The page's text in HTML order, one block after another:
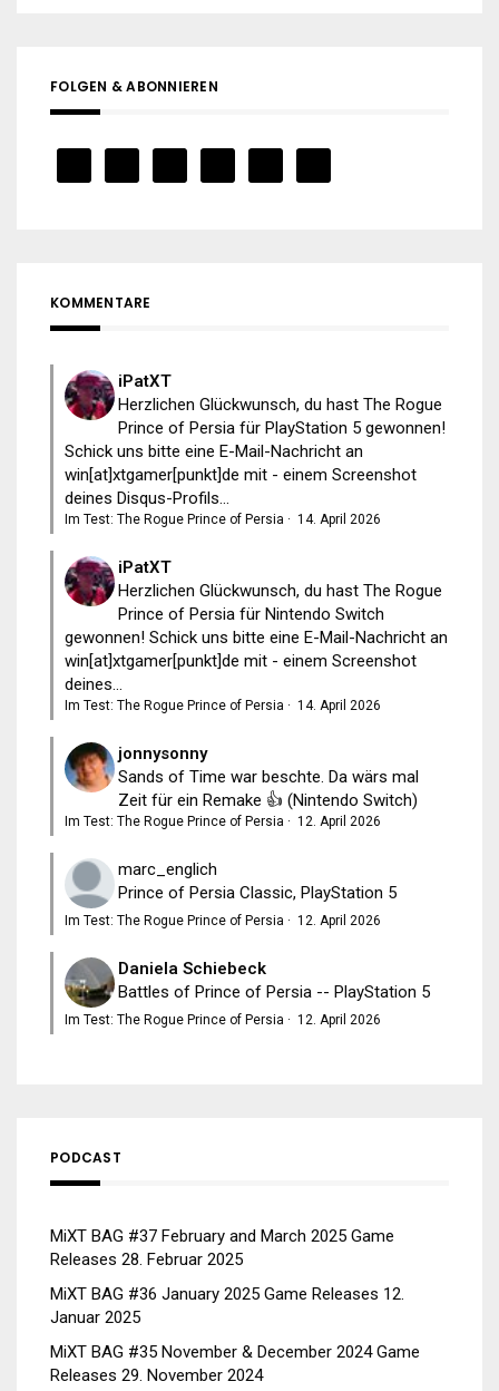
FOLGEN & ABONNIEREN
KOMMENTARE
iPatXT
Herzlichen Glückwunsch, du hast The Rogue
Prince of Persia für PlayStation 5 gewonnen!
Schick uns bitte eine E-Mail-Nachricht an
win[at]xtgamer[punkt]de mit - einem Screenshot
deines Disqus-Profils...
Im Test: The Rogue Prince of Persia · 14. April 2026
iPatXT
Herzlichen Glückwunsch, du hast The Rogue
Prince of Persia für Nintendo Switch
gewonnen! Schick uns bitte eine E-Mail-Nachricht an
win[at]xtgamer[punkt]de mit - einem Screenshot
deines...
Im Test: The Rogue Prince of Persia · 14. April 2026
jonnysonny
Sands of Time war beschte. Da wärs mal
Zeit für ein Remake 👍 (Nintendo Switch)
Im Test: The Rogue Prince of Persia · 12. April 2026
marc_englich
Prince of Persia Classic, PlayStation 5
Im Test: The Rogue Prince of Persia · 12. April 2026
Daniela Schiebeck
Battles of Prince of Persia -- PlayStation 5
Im Test: The Rogue Prince of Persia · 12. April 2026
PODCAST
MiXT BAG #37 February and March 2025 Game
Releases 28. Februar 2025
MiXT BAG #36 January 2025 Game Releases 12.
Januar 2025
MiXT BAG #35 November & December 2024 Game
Releases 29. November 2024